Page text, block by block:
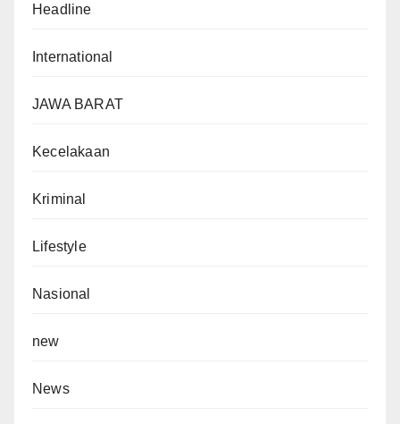
Headline
International
JAWA BARAT
Kecelakaan
Kriminal
Lifestyle
Nasional
new
News